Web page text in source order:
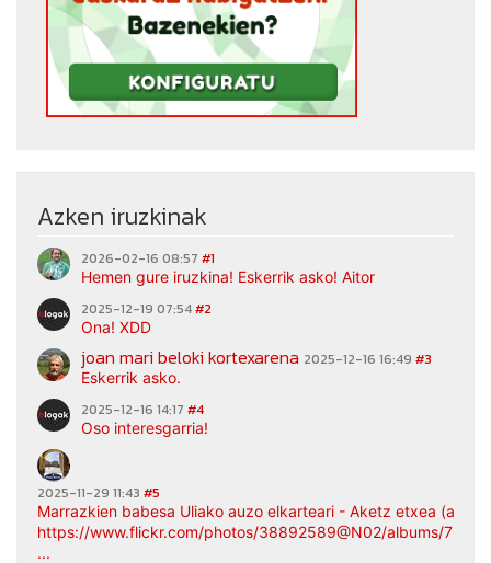
Azken iruzkinak
2026-02-16 08:57 #1
Hemen gure iruzkina! Eskerrik asko! Aitor
2025-12-19 07:54#2
Ona! XDD
joan mari beloki kortexarena 2025-12-16 16:49 #3
Eskerrik asko.
2025-12-16 14:17 #4
Oso interesgarria!
2025-11-29 11:43 #5
Marrazkien babesa Uliako auzo elkarteari - Aketz etxea
https://www.flickr.com/photos/38892589@N02/albums/
...